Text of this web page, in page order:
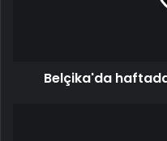
Belçika'da